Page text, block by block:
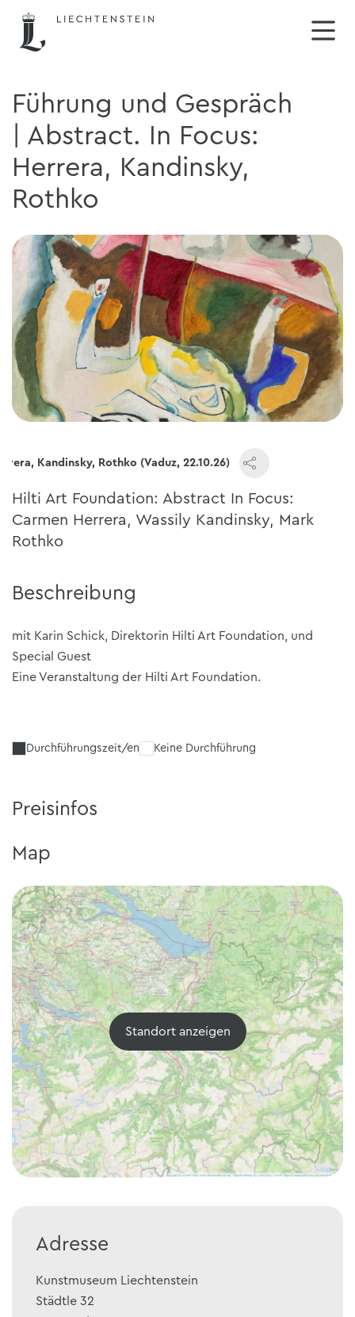
Führung und Gespräch
| Abstract. In Focus:
Herrera, Kandinsky,
Rothko
Kandinsky, Rothko (Vaduz, 22.10.26)
Hilti Art Foundation: Abstract In Focus:
Carmen Herrera, Wassily Kandinsky, Mark
Rothko
Beschreibung
mit Karin Schick, Direktorin Hilti Art Foundation, und
Special Guest
Eine Veranstaltung der Hilti Art Foundation.
Durchführungszeit/en Keine Durchführung
Preisinfos
Map
Standort anzeigen
Adresse
Kunstmuseum Liechtenstein
Städtle 32